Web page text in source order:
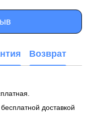
Возврат
доставкой